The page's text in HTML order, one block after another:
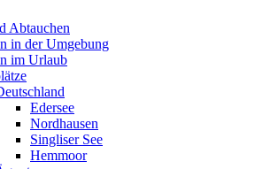
Abtauchen
in der Umgebung
im Urlaub
Edersee
Nordhausen
Singliser See
Hemmoor